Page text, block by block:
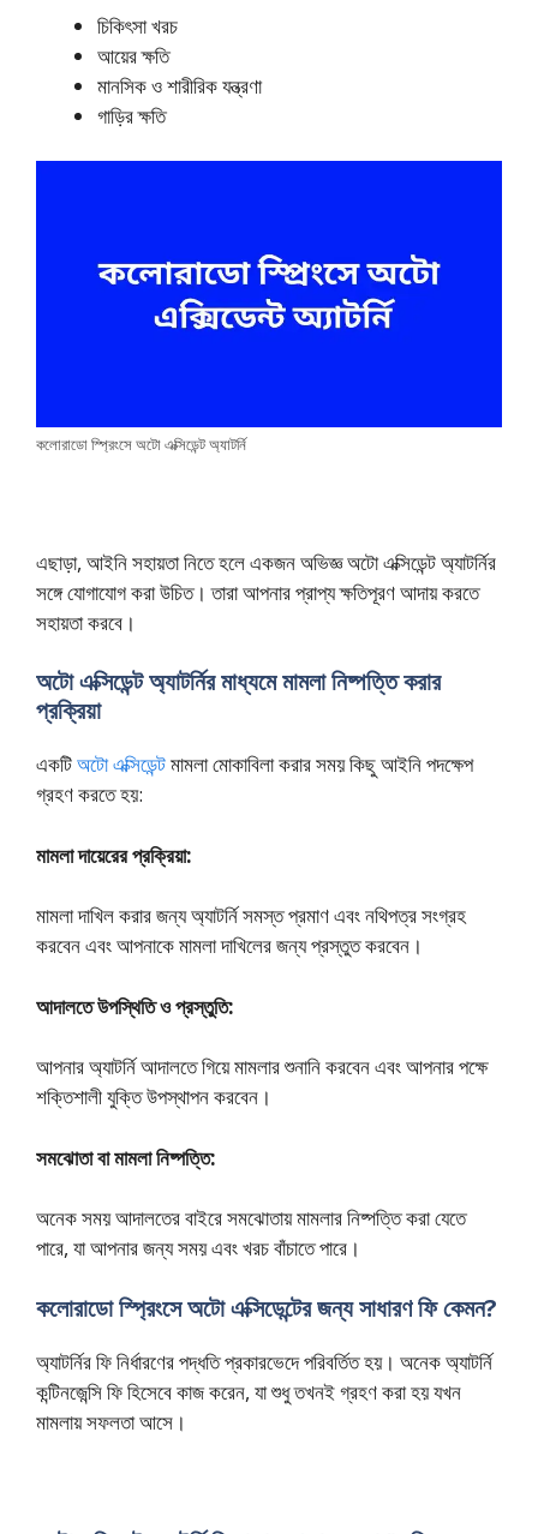
চিকিৎসা খরচ
আয়ের ক্ষতি
মানসিক ও শারীরিক যন্ত্রণা
গাড়ির ক্ষতি
কলোরাডো স্প্রিংসে অটো এক্সিডেন্ট অ্যাটর্নি
এছাড়া, আইনি সহায়তা নিতে হলে একজন অভিজ্ঞ অটো এক্সিডেন্ট অ্যাটর্নির
সঙ্গে যোগাযোগ করা উচিত। তারা আপনার প্রাপ্য ক্ষতিপূরণ আদায় করতে
সহায়তা করবে।
অটো এক্সিডেন্ট অ্যাটর্নির মাধ্যমে মামলা নিষ্পত্তি করার
প্রক্রিয়া
একটিঅটো এক্সিডেন্টমামলা মোকাবিলা করার সময় কিছু আইনি পদক্ষেপ
গ্রহণ করতে হয়:
মামলা দায়েরের প্রক্রিয়া:
মামলা দাখিল করার জন্য অ্যাটর্নি সমস্ত প্রমাণ এবং নথিপত্র সংগ্রহ
করবেন এবং আপনাকে মামলা দাখিলের জন্য প্রস্তুত করবেন।
আদালতে উপস্থিতি ও প্রস্তুতি:
আপনার অ্যাটর্নি আদালতে গিয়ে মামলার শুনানি করবেন এবং আপনার পক্ষে
শক্তিশালী যুক্তি উপস্থাপন করবেন।
সমঝোতা বা মামলা নিষ্পত্তি:
অনেক সময় আদালতের বাইরে সমঝোতায় মামলার নিষ্পত্তি করা যেতে
পারে, যা আপনার জন্য সময় এবং খরচ বাঁচাতে পারে।
কলোরাডো স্প্রিংসে অটো এক্সিডেন্টের জন্য সাধারণ ফি কেমন?
অ্যাটর্নির ফি নির্ধারণের পদ্ধতি প্রকারভেদে পরিবর্তিত হয়। অনেক অ্যাটর্নি
কন্টিনজেন্সি ফি হিসেবে কাজ করেন, যা শুধু তখনই গ্রহণ করা হয় যখন
মামলায় সফলতা আসে।